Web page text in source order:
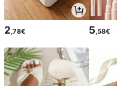
2 ,78€ 5 ,58€